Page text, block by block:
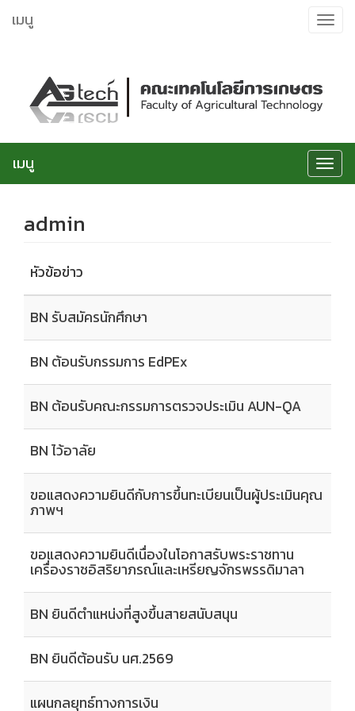
ไป
Toggle
เมนู
Toggle
เมนู
admin
หัวข้อข่าว
BN รับสมัครนักศึกษา
BN ต้อนรับกรรมการ EdPEx
BN ต้อนรับคณะกรรมการตรวจประเมิน AUN-QA
BN ไว้อาลัย
ขอแสดงความยินดีกับการขึ้นทะเบียนเป็นผู้ประเมินคุณ
ภาพฯ
ขอแสดงความยินดีเนื่องในโอกาสรับพระราชทาน
เครื่องราชอิสริยาภรณ์และเหรียญจักรพรรดิมาลา
BN ยินดีตำแหน่งที่สูงขึ้นสายสนับสนุน
BN ยินดีต้อนรับ นศ.2569
แผนกลยุทธ์ทางการเงิน